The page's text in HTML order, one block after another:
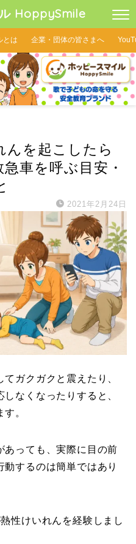
HoppySmile
とは 企業・団体の皆さまへ
んを起こしたら
急車を呼ぶ目安・
2021年2月24日
ガクガクと震えたり、
なくなったりすると、
。
あっても、実際に目の前
するのは簡単ではあり
性けいれんを経験しまし